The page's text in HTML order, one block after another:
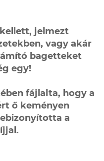
jelmezt
vagy akár
bagetteket
egy!
fájlalta, hogy a
ő keményen
a